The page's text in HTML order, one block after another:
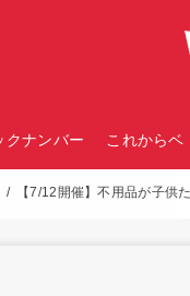
クナンバー これからベ
【7/12開催】不用品が子供